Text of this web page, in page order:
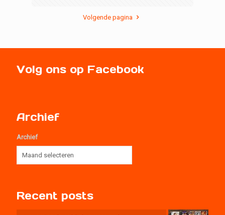
Volgende pagina
Volg ons op Facebook
Archief
Archief
Recent posts